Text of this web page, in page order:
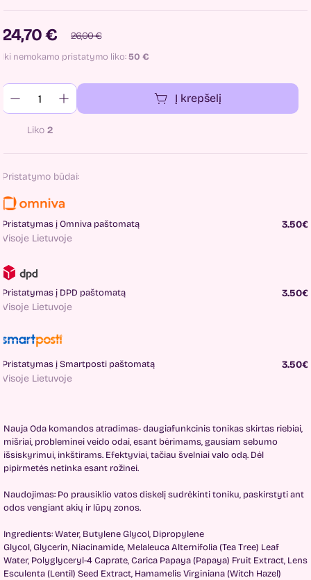
24,70 € 26,00 €
Iki nemokamo pristatymo liko:50 €
Į krepšelį
Liko 2
Pristatymo būdai:
Pristatymas į Omniva paštomatą
Visoje Lietuvoje
3.50€
Pristatymas į DPD paštomatą
Visoje Lietuvoje
3.50€
Pristatymas į Smartposti paštomatą
Visoje Lietuvoje
3.50€
Nauja Oda komandos atradimas- daugiafunkcinis tonikas skirtas riebiai,
mišriai, probleminеi veido odai, esant bėrimams, gausiam sebumo
išsiskyrimui, inkštirams. Efektyviai, tačiau švelniai valo odą. Dėl
pipirmetės netinka esant rožinei.
Naudojimas: Po prausiklio vatos diskelį sudrėkinti toniku, paskirstyti ant
odos vengiant akių ir lūpų zonos.
Ingredients:Water, Butylene Glycol, Dipropylene
Glycol,Glycerin, Niacinamide, Melaleuca Alternifolia (Tea Tree) Leaf
Water, Polyglyceryl-4 Caprate,Carica Papaya (Papaya) Fruit Extract, Lens
Esculenta (Lentil) Seed Extract, Hamamelis Virginiana (Witch Hazel)